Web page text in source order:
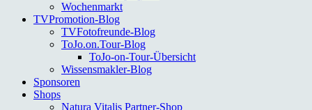
Wochenmarkt
TVPromotion-Blog
TVFotofreunde-Blog
ToJo.on.Tour-Blog
ToJo-on-Tour-Übersicht
Wissensmakler-Blog
Sponsoren
Shops
Natura Vitalis Partner-Shop